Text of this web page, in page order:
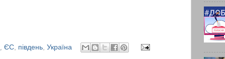
ЄС південь Україна